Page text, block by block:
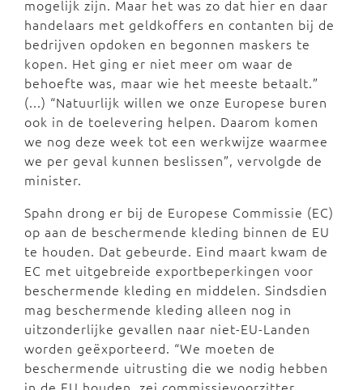
mogelijk zijn. Maar het was zo dat hier en daar
handelaars met geldkoffers en contanten bij de
bedrijven opdoken en begonnen maskers te
kopen. Het ging er niet meer om waar de
behoefte was, maar wie het meeste betaalt.”
(...) “Natuurlijk willen we onze Europese buren
ook in de toelevering helpen. Daarom komen
we nog deze week tot een werkwijze waarmee
we per geval kunnen beslissen”, vervolgde de
minister.
Spahn drong er bij de Europese Commissie (EC)
op aan de beschermende kleding binnen de EU
te houden. Dat gebeurde. Eind maart kwam de
EC met uitgebreide exportbeperkingen voor
beschermende kleding en middelen. Sindsdien
mag beschermende kleding alleen nog in
uitzonderlijke gevallen naar niet-EU-Landen
worden geëxporteerd. “We moeten de
beschermende uitrusting die we nodig hebben